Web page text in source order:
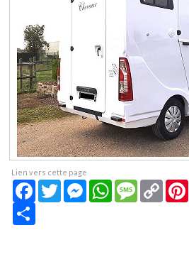
Lien vers cette page
Facebook
TwitterMessenger
WhatsApp
Message
Copy
Link